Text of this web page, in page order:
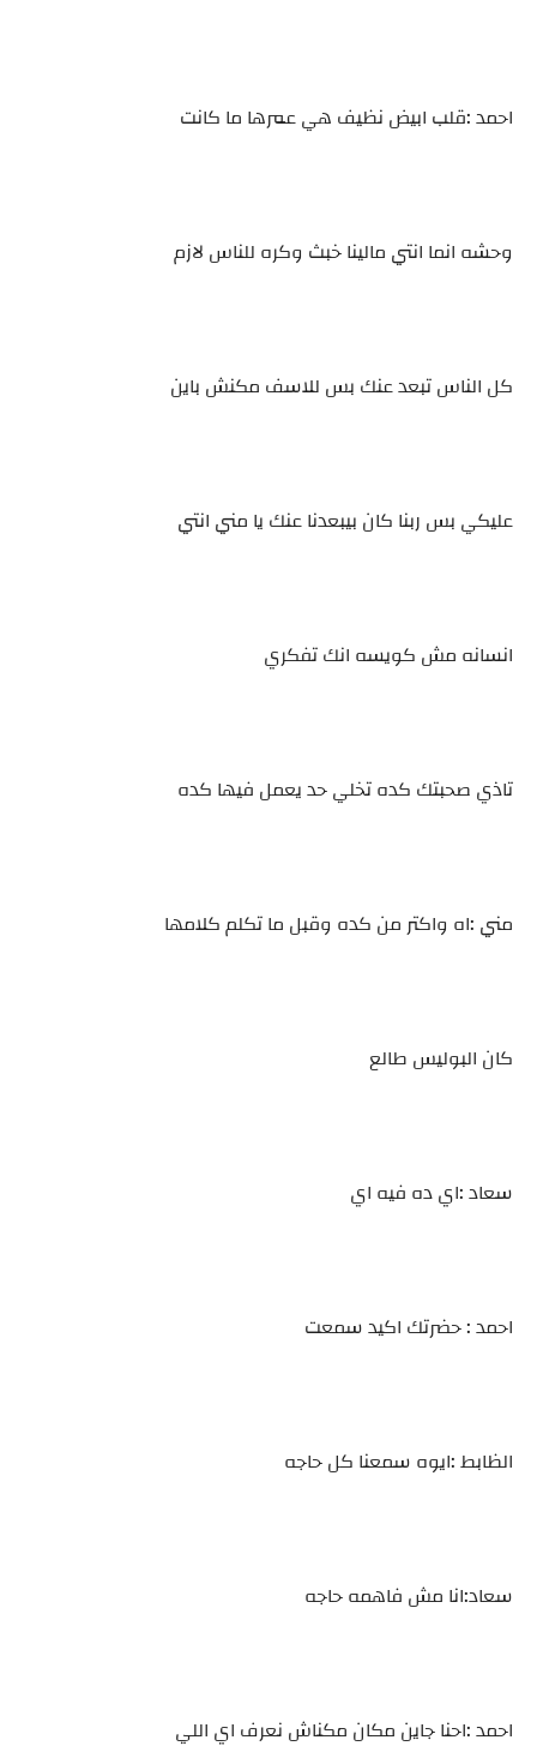
احمد :قلب ابيض نظيف هي عمرها ما كانت
وحشه انما انتي مالينا خبث وكره للناس لازم
كل الناس تبعد عنك بس للاسف مكنش باين
عليكي بس ربنا كان بيبعدنا عنك يا مني انتي
انسانه مش كويسه انك تفكري
تاذي صحبتك كده تخلي حد يعمل فيها كده
مني :اه واكتر من كده وقبل ما تكلم كلامها
كان البوليس طالع
سعاد :اي ده فيه اي
احمد : حضرتك اكيد سمعت
الظابط :ايوه سمعنا كل حاجه
سعاد:انا مش فاهمه حاجه
احمد :احنا جاين مكان مكناش نعرف اي اللي